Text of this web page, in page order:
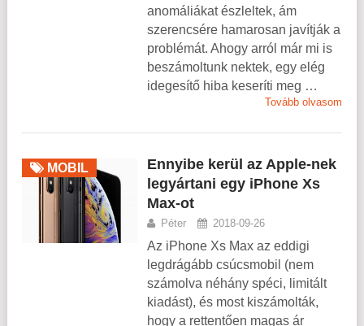
anomáliákat észleltek, ám
szerencsére hamarosan javítják a
problémát. Ahogy arról már mi is
beszámoltunk nektek, egy elég
idegesítő hiba keseríti meg …
Tovább olvasom
MOBIL
Ennyibe kerül az Apple-nek
legyártani egy iPhone Xs
Max-ot
Péter 2018-09-26
Az iPhone Xs Max az eddigi
legdrágább csúcsmobil (nem
számolva néhány spéci, limitált
kiadást), és most kiszámolták,
hogy a rettentően magas ár